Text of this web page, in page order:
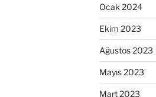
Ocak 2024
Ekim 2023
Ağustos 2023
Mayıs 2023
Mart 2023